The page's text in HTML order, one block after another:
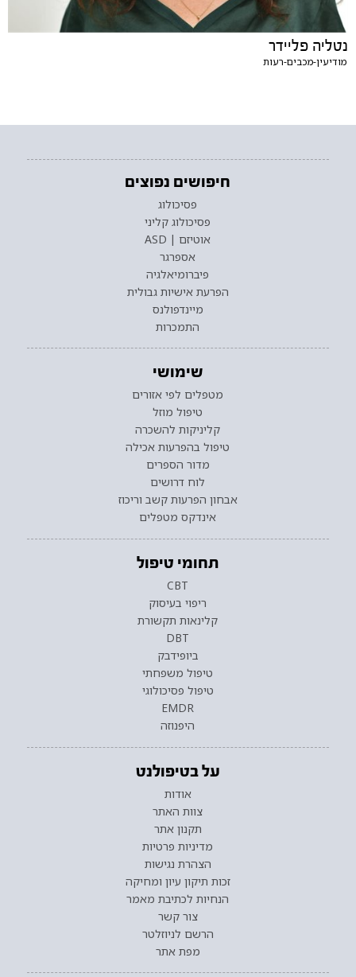
נטליה פליידר
מודיעין-מכבים-רעות
חיפושים נפוצים
פסיכולוג
פסיכולוג קליני
אוטיזם | ASD
אספרגר
פיברומיאלגיה
הפרעת אישיות גבולית
מיינדפולנס
התמכרות
שימושי
מטפלים לפי אזורים
טיפול מוזל
קליניקות להשכרה
טיפול בהפרעות אכילה
מדור הספרים
לוח דרושים
אבחון הפרעות קשב וריכוז
אינדקס מטפלים
תחומי טיפול
CBT
ריפוי בעיסוק
קלינאות תקשורת
DBT
ביופידבק
טיפול משפחתי
טיפול פסיכולוגי
EMDR
היפנוזה
על בטיפולנט
אודות
צוות האתר
תקנון אתר
מדיניות פרטיות
הצהרת נגישות
זכות תיקון עיון ומחיקה
הנחיות לכתיבת מאמר
צור קשר
הרשם לניוזלטר
מפת אתר